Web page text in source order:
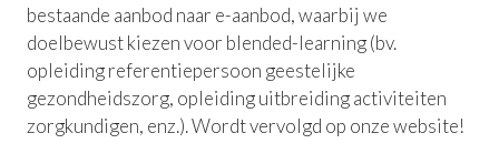
bestaande aanbod naar e-aanbod, waarbij we
doelbewust kiezen voor blended-learning (bv.
opleiding referentiepersoon geestelijke
gezondheidszorg, opleiding uitbreiding activiteiten
zorgkundigen, enz.). Wordt vervolgd op onze website!